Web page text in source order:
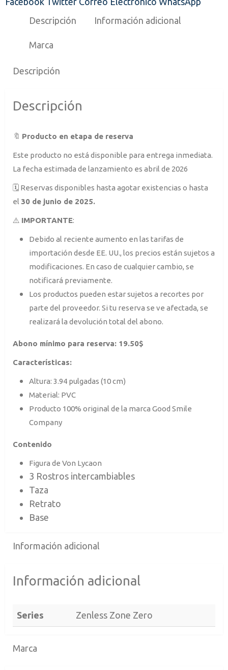
Descripción
Información adicional
Marca
Descripción
Descripción
🔖 Producto en etapa de reserva
Este producto no está disponible para entrega inmediata.
La fecha estimada de lanzamiento es abril de 2026
🗓️ Reservas disponibles hasta agotar existencias o hasta
el 30 de junio de 2025.
⚠️ IMPORTANTE:
Debido al reciente aumento en las tarifas de
importación desde EE. UU., los precios están sujetos a
modificaciones. En caso de cualquier cambio, se
notificará previamente.
Los productos pueden estar sujetos a recortes por
parte del proveedor. Si tu reserva se ve afectada, se
realizará la devolución total del abono.
Abono mínimo para reserva: 19.50$
Características:
Altura: 3.94 pulgadas (10 cm)
Material: PVC
Producto 100% original de la marca Good Smile
Company
Contenido
Figura de Von Lycaon
3 Rostros intercambiables
Taza
Retrato
Base
Información adicional
Información adicional
Series Zenless Zone Zero
Marca